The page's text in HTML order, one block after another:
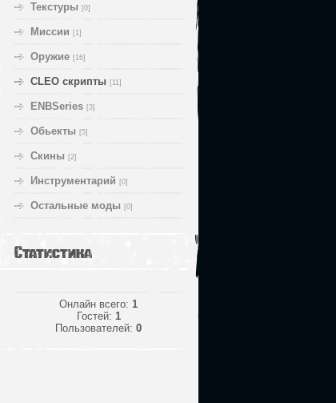
Текстуры [0]
Миссии [1]
Оружие [16]
CLEO скрипты [11]
ENBSeries [3]
Обьекты [5]
Скины [2]
Инструментарий [0]
Остальные моды [0]
Статистика
Онлайн всего: 1
Гостей: 1
Пользователей: 0